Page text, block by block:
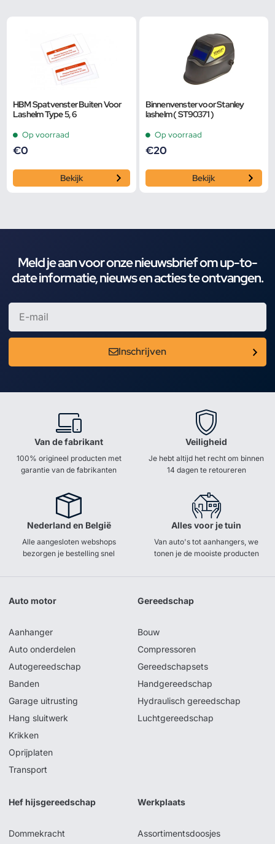
HBM Spatvenster Buiten Voor
Lashelm Type 5, 6
Op voorraad
€0
Bekijk
Binnenvenster voor Stanley
lashelm ( ST90371 )
Op voorraad
€20
Bekijk
Meld je aan voor onze nieuwsbrief om up-to-
date informatie, nieuws en acties te ontvangen.
Inschrijven
Van de fabrikant
100% origineel producten met
garantie van de fabrikanten
Veiligheid
Je hebt altijd het recht om binnen
14 dagen te retoureren
Nederland en België
Alle aangesloten webshops
bezorgen je bestelling snel
Alles voor je tuin
Van auto's tot aanhangers, we
tonen je de mooiste producten
Auto motor
Aanhanger
Auto onderdelen
Autogereedschap
Banden
Garage uitrusting
Hang sluitwerk
Krikken
Oprijplaten
Transport
Gereedschap
Bouw
Compressoren
Gereedschapsets
Handgereedschap
Hydraulisch gereedschap
Luchtgereedschap
Hef hijsgereedschap
Dommekracht
Werkplaats
Assortimentsdoosjes